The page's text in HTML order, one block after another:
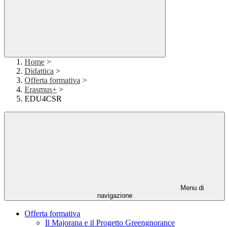
Home >
Didattica >
Offerta formativa >
Erasmus+ >
EDU4CSR
Menu di
navigazione
Offerta formativa
Il Majorana e il Progetto Greengnorance